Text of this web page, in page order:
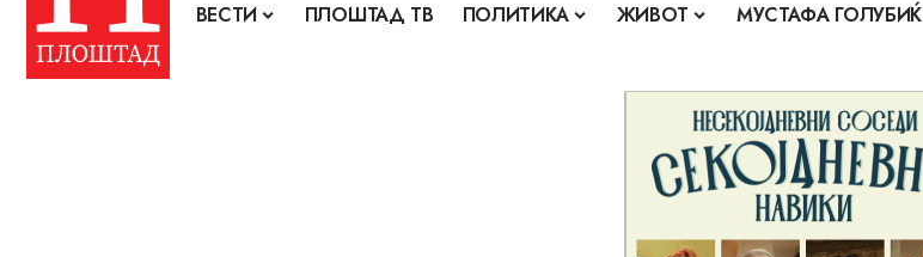
ВЕСТИ ПЛОШТАД ТВ ПОЛИТИКА ЖИВОТ МУСТАФА ГОЛУБИЌ